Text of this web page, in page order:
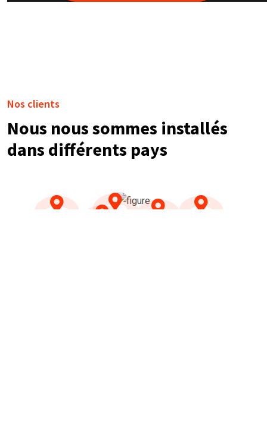
Nos clients
Nous nous sommes installés
dans différents pays